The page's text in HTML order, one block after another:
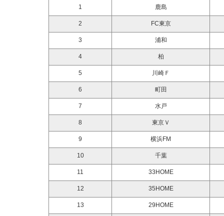
1 鹿島
2 FC東京
3 浦和
4 柏
5 川崎Ｆ
6 町田
7 水戸
8 東京Ｖ
9 横浜FM
10 千葉
11 33HOME
12 35HOME
13 29HOME